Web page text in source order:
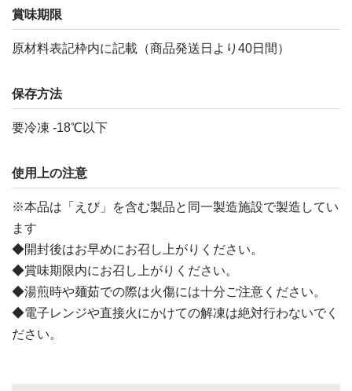
賞味期限
原材料表記枠内に記載（商品発送日より40日間）
保存方法
要冷凍 -18℃以下
使用上の注意
※本品は「えび」を含む製品と同一製造施設で製造してい
ます
◆開封後はお早めにお召し上がりください。
◆賞味期限内にお召し上がりください。
◆湯煎時や麺茹での際は火傷には十分ご注意ください。
◆電子レンジや直接火にかけての解凍は絶対行わないでく
ださい。